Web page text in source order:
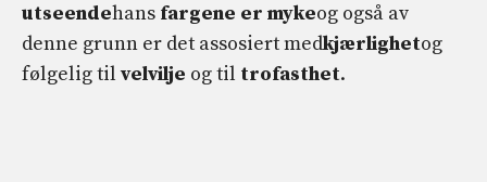
utseendehans fargene er mykeog også av
denne grunn er det assosiert medkjærlighetog
følgelig til velvilje og til trofasthet.